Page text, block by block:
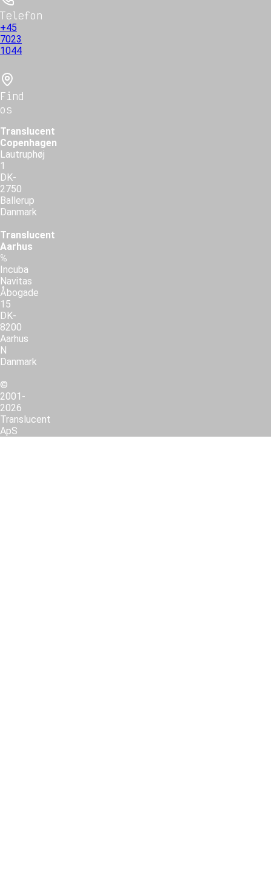
Telefon
+45
7023
1044
Find
os
Translucent
Copenhagen
Lautruphøj
1
DK-
2750
Ballerup
Danmark
Translucent
Aarhus
℅
Incuba
Navitas
Åbogade
15
DK-
8200
Aarhus
N
Danmark
©
2001-
2026
Translucent
ApS